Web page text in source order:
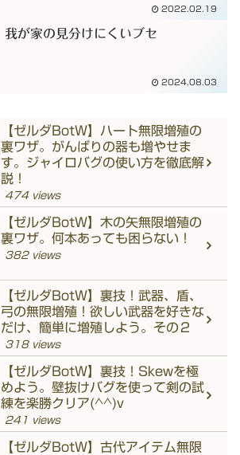
2022.02.19
我が家の見分けにくいブセ
2024.08.03
【ゼルダBotW】ハート無限増殖の
裏ワザ。がんばりの器も増やせま
す。ジャイロバグの使い方を徹底解
説！
474 views
【ゼルダBotW】木の矢無限増殖の
裏ワザ。何本あっても困らない！
382 views
【ゼルダBotW】裏技！武器、盾、
弓の無限増殖！欲しい武器を好きな
だけ、簡単に増殖しよう。その２
318 views
【ゼルダBotW】裏技！Skewを極
めよう。壁抜けバグを使って剣の試
練を楽勝クリア(^^)v
241 views
【ゼルダBotW】古代アイテム無限